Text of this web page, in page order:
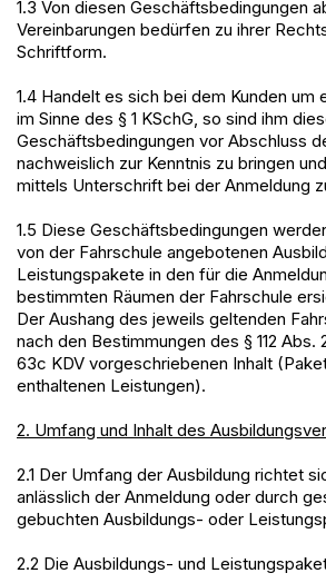
1.3 Von diesen Geschäftsbedingungen
Vereinbarungen bedürfen zu ihrer
Schriftform.
1.4 Handelt es sich bei dem Kunden um
im Sinne des § 1 KSchG, so sind ihm
Geschäftsbedingungen vor Abschluss
nachweislich zur Kenntnis zu bringen
mittels Unterschrift bei der Anmeldung
1.5 Diese Geschäftsbedingungen
von der Fahrschule angebotenen
Leistungspakete in den für die
bestimmten Räumen der Fahrschule
Der Aushang des jeweils geltenden
nach den Bestimmungen des § 112 Abs.
63c KDV vorgeschriebenen Inhalt
enthaltenen Leistungen).
2. Umfang und Inhalt des
2.1 Der Umfang der Ausbildung richtet
anlässlich der Anmeldung oder durch
gebuchten Ausbildungs- oder
2.2 Die Ausbildungs- und